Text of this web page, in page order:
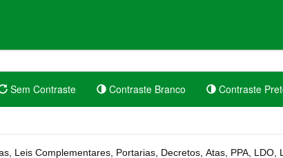
Sem Contraste Contraste Branco Contraste
Regimento Interno, Pauta